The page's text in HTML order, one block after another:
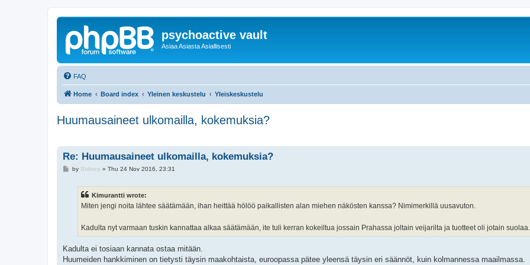
psychoactive vault
Asiaa Asiasta Asiallisesti
FAQ
Home Board index Yleinen keskustelu Yleiskeskustelu
Huumausaineet ulkomailla, kokemuksia?
Re: Huumausaineet ulkomailla, kokemuksia?
Pby Sidney » Thu 24 Nov 2016, 23:31
Kimurantti wrote:
Miten jengi noita lähtee säätämään, ihan heittää hölöö paikallisten alan miehen näkösten kanssa? Nimimerkillä uusavuton.
Kadulta nyt varmaan tuskin kannattaa alkaa säätämään, ite tuli kerran kokeiltua jossain Prahassa joltain veijarilta ja tuotteet oli jotain
Kadulta ei tosiaan kannata ostaa mitään.
Huumeiden hankkiminen on tietysti täysin maakohtaista, euroopassa pätee yleensä täysin eri säännöt, kuin kolmannessa maailmassa.